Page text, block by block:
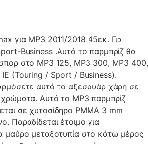
για MP3 2011/2018 45εκ. Για
Business .Αυτό το παρμπρίζ θα
στο MP3 125, MP3 300, MP3 400,
(Touring / Sport / Business).
αυτό το αξεσουάρ χάρη σε
χρώματα. Αυτό το MP3 παρμπρίζ
σε χυτοσίδηρο PMMA 3 mm
Παραδίδεται έτοιμο για
μαύρο μεταξοτυπία στο κάτω μέρος